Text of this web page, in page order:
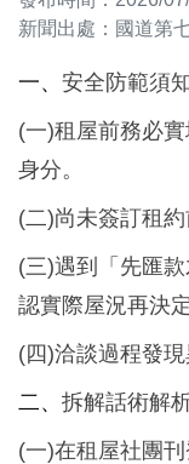
新聞出處：國道第
一、 安全防範須
(一)租屋前務必
身分。
(二)尚未簽訂租
(三)遇到「先匯
認實際屋況再決定
(四)洽談過程發現
二、 拆解話術解析
(一)在租屋社團